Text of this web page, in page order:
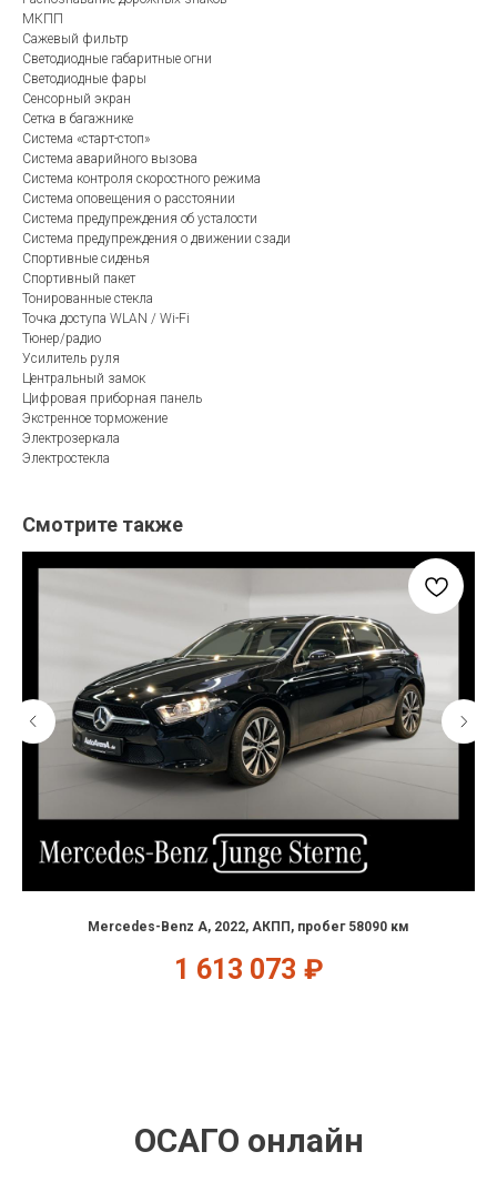
МКПП
Сажевый фильтр
Светодиодные габаритные огни
Светодиодные фары
Сенсорный экран
Сетка в багажнике
Система «старт-стоп»
Система аварийного вызова
Система контроля скоростного режима
Система оповещения о расстоянии
Система предупреждения об усталости
Система предупреждения о движении сзади
Спортивные сиденья
Спортивный пакет
Тонированные стекла
Точка доступа WLAN / Wi-Fi
Тюнер/радио
Усилитель руля
Центральный замок
Цифровая приборная панель
Экстренное торможение
Электрозеркала
Электростекла
Смотрите также
Mercedes-Benz A, 2022, АКПП, пробег 58090 км
1 613 073 ₽
ОСАГО онлайн